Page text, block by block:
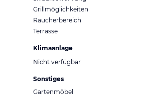
Grillmöglichkeiten
Raucherbereich
Terrasse
Klimaanlage
Nicht verfügbar
Sonstiges
Gartenmöbel